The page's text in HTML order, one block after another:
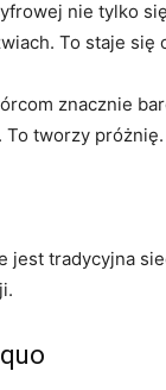
nie tylko
To staje się
znacznie
To tworzy
jest tradycyjna